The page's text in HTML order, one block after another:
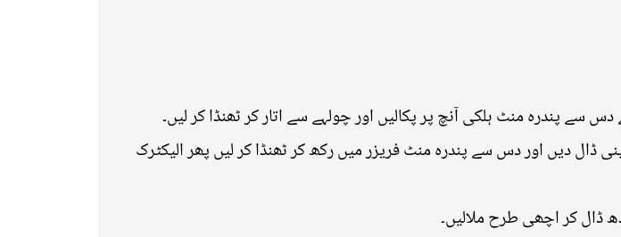
سے پندرہ منٹ ہلکی آنچ پر پکالیں اور چولہے سے اتار کر ٹھنڈا کر لیں۔
دیں اور دس سے پندرہ منٹ فریزر میں رکھ کر ٹھنڈا کر لیں پھر الیکٹرک
ڈال کر اچھی طرح ملالیں۔